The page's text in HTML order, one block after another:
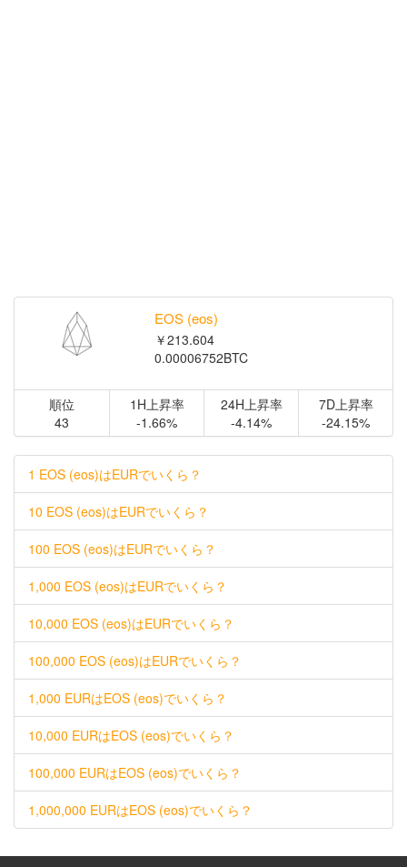
EOS (eos)
￥213.604
0.00006752BTC
順位
43
1H上昇率
-1.66%
24H上昇率
-4.14%
7D上昇率
-24.15%
1 EOS (eos)はEURでいくら？
10 EOS (eos)はEURでいくら？
100 EOS (eos)はEURでいくら？
1,000 EOS (eos)はEURでいくら？
10,000 EOS (eos)はEURでいくら？
100,000 EOS (eos)はEURでいくら？
1,000 EURはEOS (eos)でいくら？
10,000 EURはEOS (eos)でいくら？
100,000 EURはEOS (eos)でいくら？
1,000,000 EURはEOS (eos)でいくら？